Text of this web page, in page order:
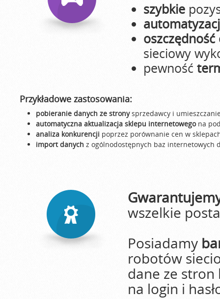
szybkie
oszczędność
sieciowy
pewność
Przykładowe zastosowania:
pobieranie danych ze stronysprzedawcy i
automatyczna aktualizacja sklepu internetowegona
analiza konkurencji poprzez porównanie cen w
import danych z ogólnodostępnych baz internetowych
wszelkie
Posiadamy
robotów
dane ze
na login i